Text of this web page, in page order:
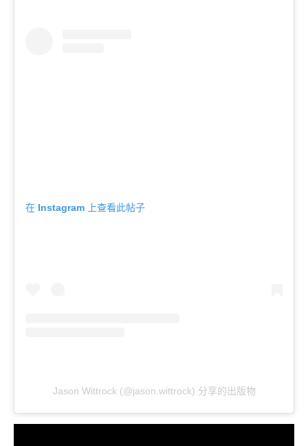
在 Instagram 上查看此帖子
Jason Wittrock (@jason.wittrock) 分享的出版物